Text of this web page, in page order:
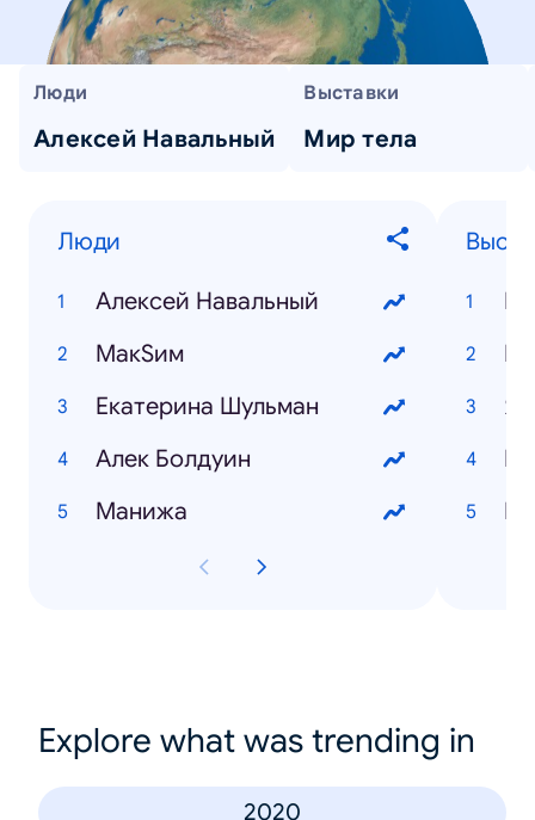
Люди
Алексей Навальный
Выставки
Мир тела
Люди
Алексей Навальный
МакSим
Екатерина Шульман
Алек Болдуин
Манижа
Я,
Explore what was trending in
2020